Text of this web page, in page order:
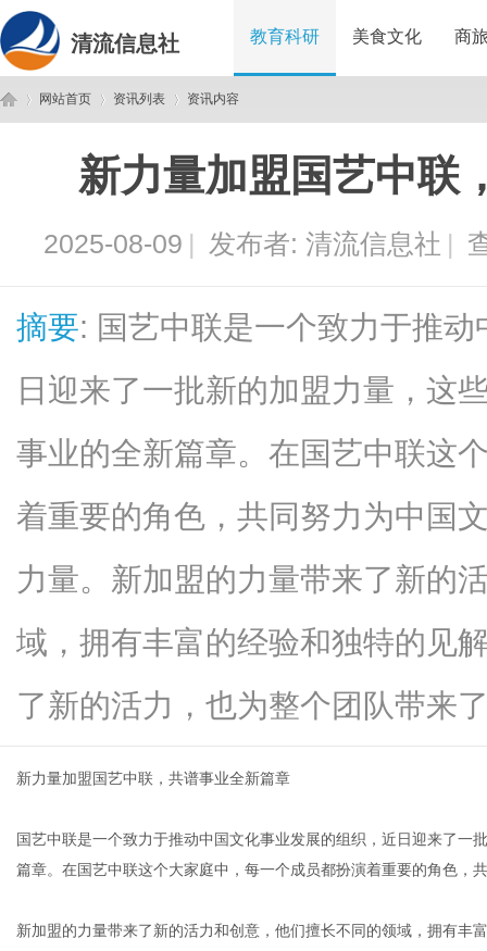
清流信息社 教育科研 美食文化 商
网站首页
›
资讯列表
›
资讯内容
新力量加盟国艺中联
2025-08-09 | 发布者: 清流信息社 |
摘要: 国艺中联是一个致力于推
日迎来了一批新的加盟力量，这
事业的全新篇章。在国艺中联这
着重要的角色，共同努力为中国
力量。新加盟的力量带来了新的
域，拥有丰富的经验和独特的见
了新的活力，也为整个团队带来
新力量加盟国艺中联，共谱事业全新篇章
国艺中联是一个致力于推动中国文化事业发展的组织，近日迎来了一
篇章。在国艺中联这个大家庭中，每一个成员都扮演着重要的角色，
新加盟的力量带来了新的活力和创意，他们擅长不同的领域，拥有丰